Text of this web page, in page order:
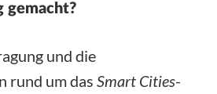
gemacht?
und die
rund um das Smart Cities-